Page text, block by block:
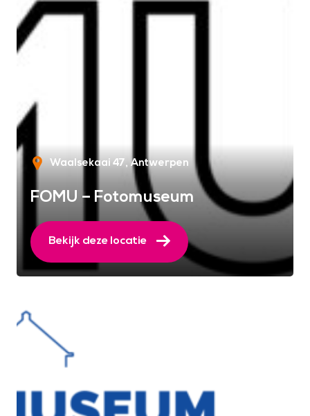
Waalsekaai 47 Antwerpen
FOMU – Fotomuseum
Bekijk deze locatie